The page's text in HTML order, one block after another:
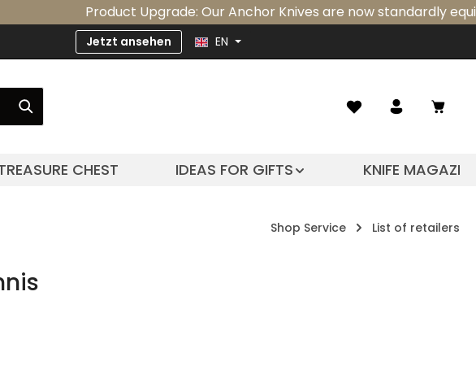
Product Upgrade: Our Anchor Knives are now standardly equipped
Jetzt ansehen EN
CHEST IDEAS FOR GIFTS KNIFE
Shop Service List of retailers